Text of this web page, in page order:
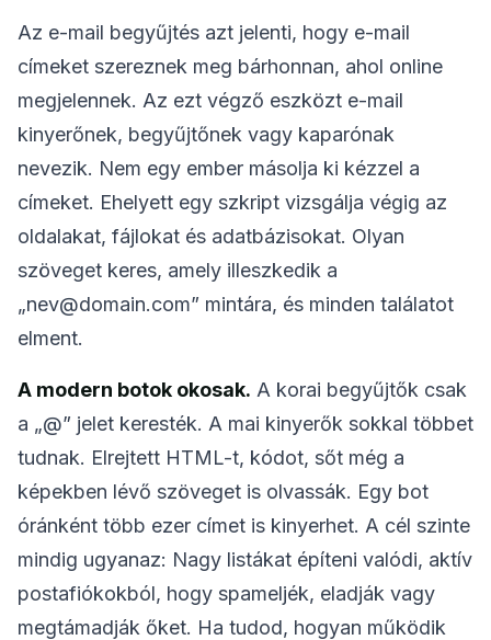
Kiválasztott törlése Email cím módosítása
Frissítés
Következő frissítés15másodperc múlva
Várakozás bejövő emailekre...
Az e-mail begyűjtés azt jelenti, hogy e-mail
címeket szereznek meg bárhonnan, ahol online
megjelennek. Az ezt végző eszközt e-mail
kinyerőnek, begyűjtőnek vagy kaparónak
nevezik. Nem egy ember másolja ki kézzel a
címeket. Ehelyett egy szkript vizsgálja végig az
oldalakat, fájlokat és adatbázisokat. Olyan
szöveget keres, amely illeszkedik a
„nev@domain.com” mintára, és minden találatot
elment.
A modern botok okosak. A korai begyűjtők csak
a „@” jelet keresték. A mai kinyerők sokkal többet
tudnak. Elrejtett HTML-t, kódot, sőt még a
képekben lévő szöveget is olvassák. Egy bot
óránként több ezer címet is kinyerhet. A cél szinte
mindig ugyanaz: Nagy listákat építeni valódi, aktív
postafiókokból, hogy spameljék, eladják vagy
megtámadják őket. Ha tudod, hogyan működik